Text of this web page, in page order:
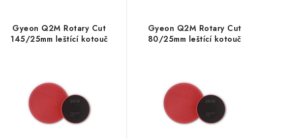
Gyeon Q2M Rotary Cut
145/25mm leštící kotouč
Gyeon Q2M Rotary Cut
80/25mm leštící kotouč